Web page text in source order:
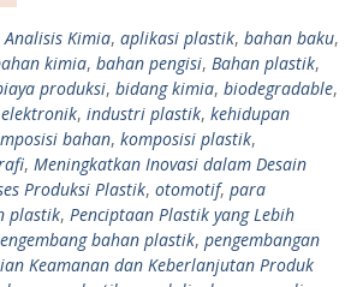
Analisis Kimia, aplikasi plastik, bahan baku,
kimia, bahan pengisi, Bahan plastik,
produksi, bidang kimia, biodegradable,
elektronik, industri plastik, kehidupan
bahan, komposisi plastik,
, Meningkatkan Inovasi dalam Desain
Produksi Plastik, otomotif, para
plastik, Penciptaan Plastik yang Lebih
bahan plastik, pengembangan
Keamanan dan Keberlanjutan Produk